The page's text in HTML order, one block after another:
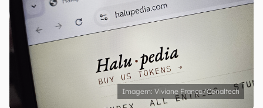
Viviane França/Canaltech